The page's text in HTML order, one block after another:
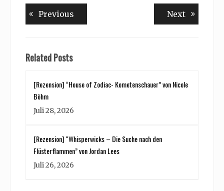
Beitragsnavigation
Previous NextNext
Related Posts
[Rezension] “House of Zodiac- Kometenschauer” von Nicole
Böhm
Juli 28, 2026
[Rezension] “Whisperwicks – Die Suche nach den
Flüsterflammen” von Jordan Lees
Juli 26, 2026